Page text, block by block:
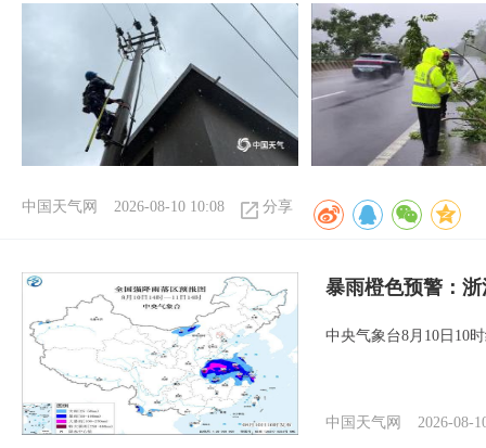
中国天气网 2026-08-10 10:08 分享
暴雨橙色预警：
中央气象台8月10日10
中国天气网 2026-08-